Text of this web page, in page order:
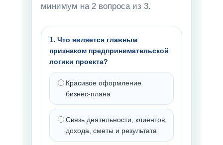
минимум на 2 вопроса из 3.
1. Что является главным
признаком предпринимательской
логики проекта?
Красивое оформление
бизнес-плана
Связь деятельности, клиентов,
дохода, сметы и результата